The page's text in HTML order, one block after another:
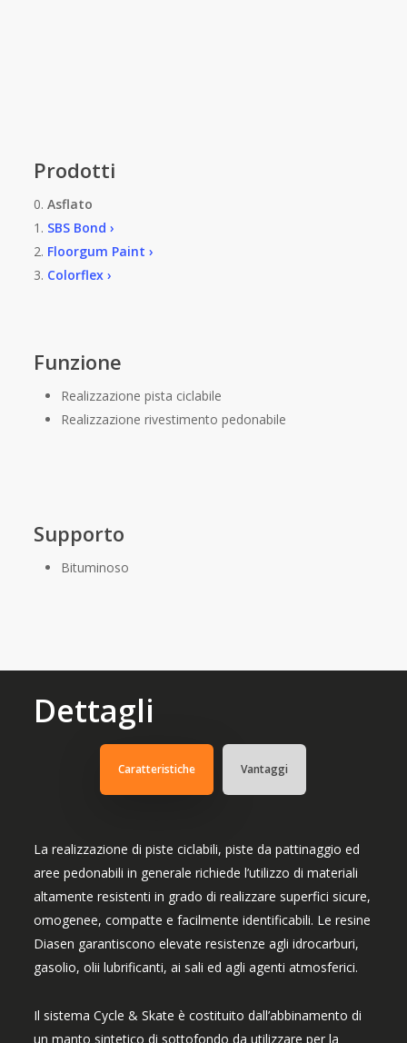
Prodotti
0.Asflato
1. SBS Bond ›
2. Floorgum Paint ›
3. Colorflex ›
Funzione
Realizzazione pista ciclabile
Realizzazione rivestimento pedonabile
Supporto
Bituminoso
Dettagli
Caratteristiche Vantaggi
La realizzazione di piste ciclabili, piste da pattinaggio ed
aree pedonabili in generale richiede l’utilizzo di materiali
altamente resistenti in grado di realizzare superfici sicure,
omogenee, compatte e facilmente identificabili. Le resine
Diasen garantiscono elevate resistenze agli idrocarburi,
gasolio, olii lubrificanti, ai sali ed agli agenti atmosferici.
Il sistema Cycle & Skate è costituito dall’abbinamento di
un manto sintetico di sottofondo da utilizzare per la